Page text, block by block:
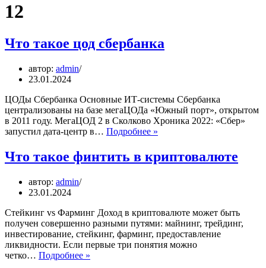
12
Что такое цод сбербанка
автор: admin
23.01.2024
ЦОДы Сбербанка Основные ИТ-системы Сбербанка
централизованы на базе мегаЦОДа «Южный порт», открытом
в 2011 году. МегаЦОД 2 в Сколково Хроника 2022: «Сбер»
запустил дата-центр в… Подробнее »
сбербанка
Что такое финтить в криптовалюте
автор: admin
23.01.2024
Стейкинг vs Фарминг Доход в криптовалюте может быть
получен совершенно разными путями: майнинг, трейдинг,
инвестирование, стейкинг, фарминг, предоставление
ликвидности. Если первые три понятия можно
четко… Подробнее »